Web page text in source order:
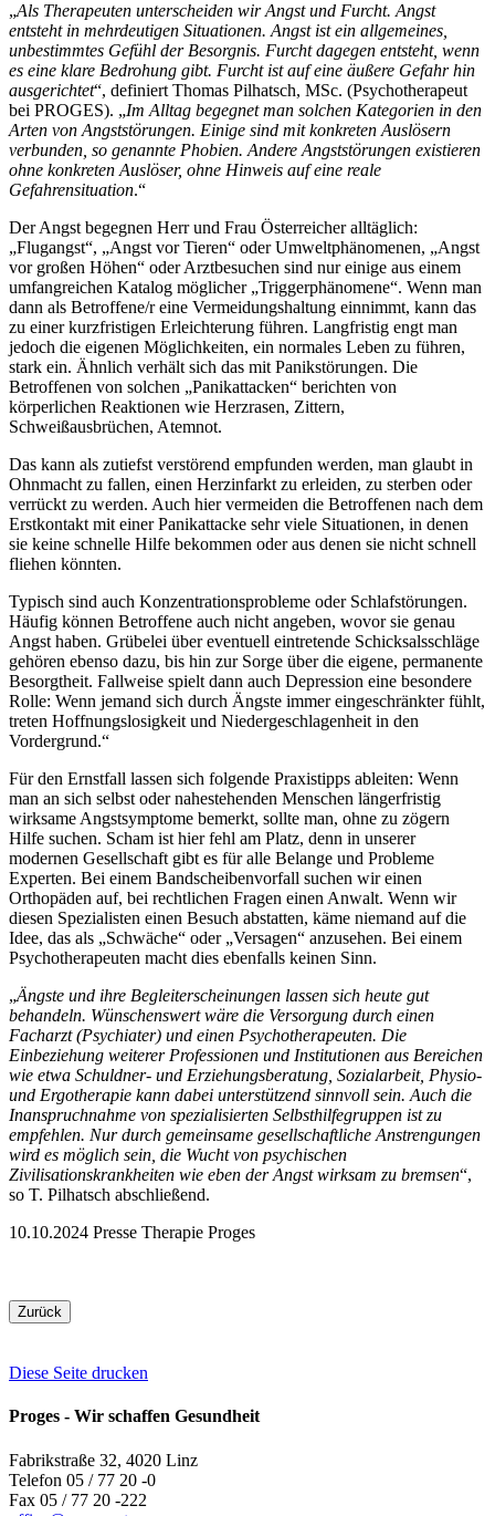
„Als Therapeuten unterscheiden wir Angst und Furcht. Angst
entsteht in mehrdeutigen Situationen. Angst ist ein allgemeines,
unbestimmtes Gefühl der Besorgnis. Furcht dagegen entsteht, wenn
es eine klare Bedrohung gibt. Furcht ist auf eine äußere Gefahr hin
ausgerichtet“, definiert Thomas Pilhatsch, MSc. (Psychotherapeut
bei PROGES). „Im Alltag begegnet man solchen Kategorien in den
Arten von Angststörungen. Einige sind mit konkreten Auslösern
verbunden, so genannte Phobien. Andere Angststörungen existieren
ohne konkreten Auslöser, ohne Hinweis auf eine reale
Gefahrensituation.“
Der Angst begegnen Herr und Frau Österreicher alltäglich:
„Flugangst“, „Angst vor Tieren“ oder Umweltphänomenen, „Angst
vor großen Höhen“ oder Arztbesuchen sind nur einige aus einem
umfangreichen Katalog möglicher „Triggerphänomene“. Wenn man
dann als Betroffene/r eine Vermeidungshaltung einnimmt, kann das
zu einer kurzfristigen Erleichterung führen. Langfristig engt man
jedoch die eigenen Möglichkeiten, ein normales Leben zu führen,
stark ein. Ähnlich verhält sich das mit Panikstörungen. Die
Betroffenen von solchen „Panikattacken“ berichten von
körperlichen Reaktionen wie Herzrasen, Zittern,
Schweißausbrüchen, Atemnot.
Das kann als zutiefst verstörend empfunden werden, man glaubt in
Ohnmacht zu fallen, einen Herzinfarkt zu erleiden, zu sterben oder
verrückt zu werden. Auch hier vermeiden die Betroffenen nach dem
Erstkontakt mit einer Panikattacke sehr viele Situationen, in denen
sie keine schnelle Hilfe bekommen oder aus denen sie nicht schnell
fliehen könnten.
Typisch sind auch Konzentrationsprobleme oder Schlafstörungen.
Häufig können Betroffene auch nicht angeben, wovor sie genau
Angst haben. Grübelei über eventuell eintretende Schicksalsschläge
gehören ebenso dazu, bis hin zur Sorge über die eigene, permanente
Besorgtheit. Fallweise spielt dann auch Depression eine besondere
Rolle: Wenn jemand sich durch Ängste immer eingeschränkter fühlt,
treten Hoffnungslosigkeit und Niedergeschlagenheit in den
Vordergrund.“
Für den Ernstfall lassen sich folgende Praxistipps ableiten: Wenn
man an sich selbst oder nahestehenden Menschen längerfristig
wirksame Angstsymptome bemerkt, sollte man, ohne zu zögern
Hilfe suchen. Scham ist hier fehl am Platz, denn in unserer
modernen Gesellschaft gibt es für alle Belange und Probleme
Experten. Bei einem Bandscheibenvorfall suchen wir einen
Orthopäden auf, bei rechtlichen Fragen einen Anwalt. Wenn wir
diesen Spezialisten einen Besuch abstatten, käme niemand auf die
Idee, das als „Schwäche“ oder „Versagen“ anzusehen. Bei einem
Psychotherapeuten macht dies ebenfalls keinen Sinn.
„Ängste und ihre Begleiterscheinungen lassen sich heute gut
behandeln. Wünschenswert wäre die Versorgung durch einen
Facharzt (Psychiater) und einen Psychotherapeuten. Die
Einbeziehung weiterer Professionen und Institutionen aus Bereichen
wie etwa Schuldner- und Erziehungsberatung, Sozialarbeit, Physio-
und Ergotherapie kann dabei unterstützend sinnvoll sein. Auch die
Inanspruchnahme von spezialisierten Selbsthilfegruppen ist zu
empfehlen. Nur durch gemeinsame gesellschaftliche Anstrengungen
wird es möglich sein, die Wucht von psychischen
Zivilisationskrankheiten wie eben der Angst wirksam zu bremsen“,
so T. Pilhatsch abschließend.
10.10.2024 Presse Therapie Proges
Zurück
Diese Seite drucken
Proges - Wir schaffen Gesundheit
Fabrikstraße 32, 4020 Linz
Telefon 05 / 77 20 -0
Fax 05 / 77 20 -222